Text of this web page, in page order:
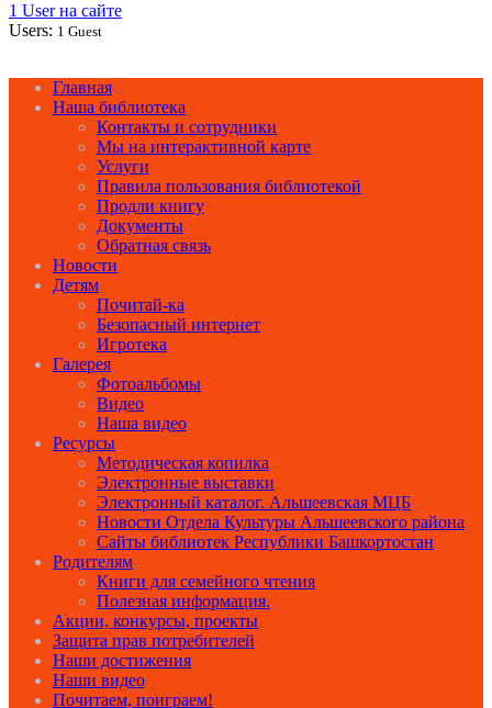
1 User на сайте
Users: 1 Guest
Главная
Наша библиотека
Контакты и сотрудники
Мы на интерактивной карте
Услуги
Правила пользования библиотекой
Продли книгу
Документы
Обратная связь
Новости
Детям
Почитай-ка
Безопасный интернет
Игротека
Галерея
Фотоальбомы
Видео
Наша видео
Ресурсы
Методическая копилка
Электронные выставки
Электронный каталог. Альшеевская МЦБ
Новости Отдела Культуры Альшеевского района
Сайты библиотек Республики Башкортостан
Родителям
Книги для семейного чтения
Полезная информация.
Акции, конкурсы, проекты
Защита прав потребителей
Наши достижения
Наши видео
Почитаем, поиграем!